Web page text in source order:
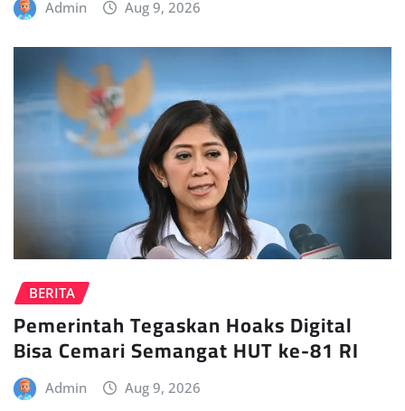
Admin Aug 9, 2026
BERITA
Pemerintah Tegaskan Hoaks Digital
Bisa Cemari Semangat HUT ke-81 RI
Admin Aug 9, 2026